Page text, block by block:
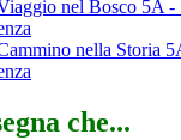
nel Bosco 5A -
nella Storia
che...